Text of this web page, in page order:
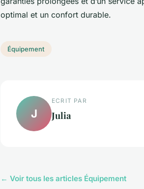
optimal et un confort durable.
Équipement
J
ECRIT PAR
Julia
← Voir tous les articles Équipement